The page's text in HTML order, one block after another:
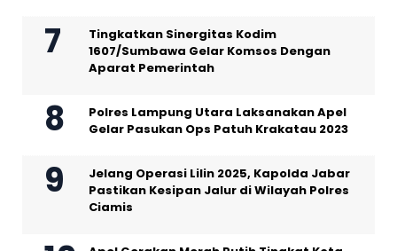
Tingkatkan Sinergitas Kodim
1607/Sumbawa Gelar Komsos Dengan
Aparat Pemerintah
Polres Lampung Utara Laksanakan Apel
Gelar Pasukan Ops Patuh Krakatau 2023
Jelang Operasi Lilin 2025, Kapolda Jabar
Pastikan Kesipan Jalur di Wilayah Polres
Ciamis